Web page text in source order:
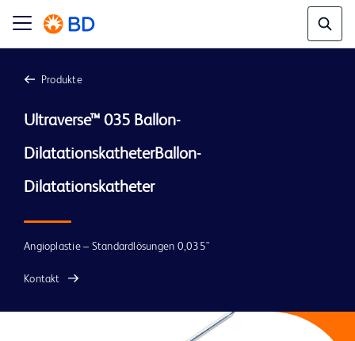
Produkte
Ultraverse™ 035 Ballon-
DilatationskatheterBallon-
Dilatationskatheter
Angioplastie – Standardlösungen 0,035"
Kontakt